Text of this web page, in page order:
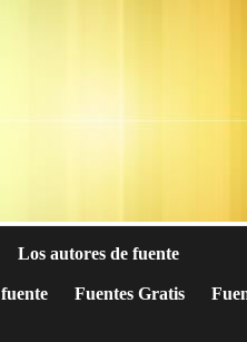
Los autores de fuente
Fuentes Gratis